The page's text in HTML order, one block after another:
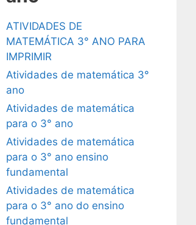
ATIVIDADES DE
MATEMÁTICA 3° ANO PARA
IMPRIMIR
Atividades de matemática 3°
ano
Atividades de matemática
para o 3° ano
Atividades de matemática
para o 3° ano ensino
fundamental
Atividades de matemática
para o 3° ano do ensino
fundamental